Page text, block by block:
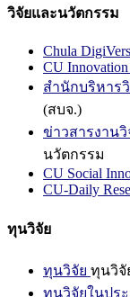
วิจัยและนวัตกรรม
Chula
CU
สำนักบริหาร
(สบจ.)
ข่าวสารงาน
นวัตกรรม
CU Social
CU-Daily
ทุนวิจัย
ทุนวิจัย ทุนวิจั
ทุนวิจัยในประ